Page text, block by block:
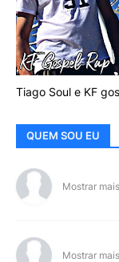
Tiago Soul e KF
QUEM SOU EU
Mostrar mais
Mostrar mais